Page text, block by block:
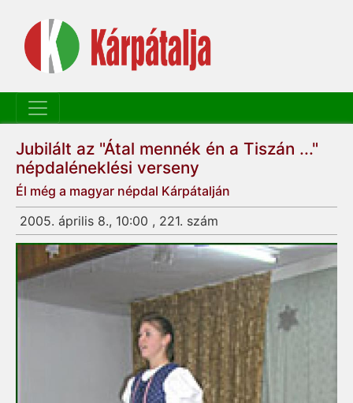
Jubilált az "Átal mennék én a Tiszán ..."
népdaléneklési verseny
Él még a magyar népdal Kárpátalján
2005. április 8., 10:00 , 221. szám